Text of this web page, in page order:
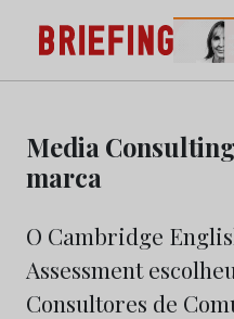
content
Briefing: Todas as
Marketing e da
Media
marca
O Cambridge
Assessment
Consultores de